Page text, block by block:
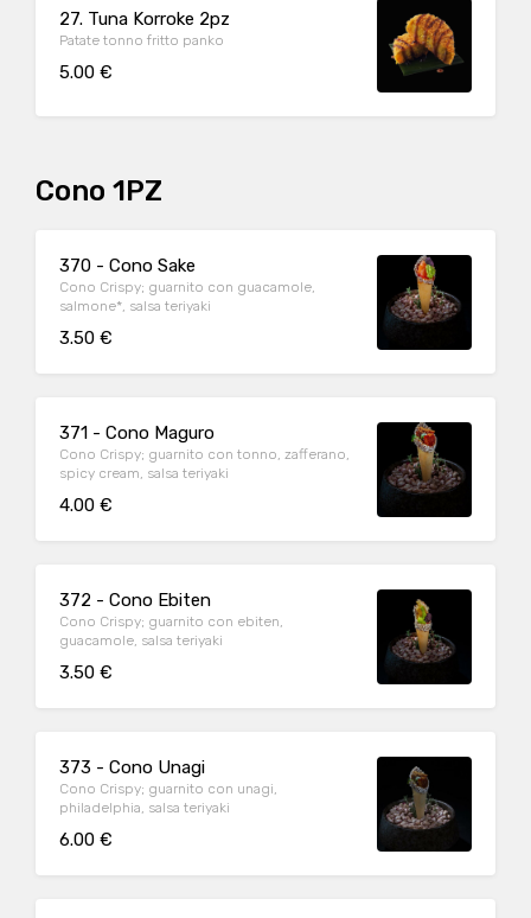
27. Tuna Korroke 2pz
Patate tonno fritto panko
5.00 €
Cono 1PZ
370 - Cono Sake
Cono Crispy; guarnito con guacamole,
salmone*, salsa teriyaki
3.50 €
371 - Cono Maguro
Cono Crispy; guarnito con tonno, zafferano,
spicy cream, salsa teriyaki
4.00 €
372 - Cono Ebiten
Cono Crispy; guarnito con ebiten,
guacamole, salsa teriyaki
3.50 €
373 - Cono Unagi
Cono Crispy; guarnito con unagi,
philadelphia, salsa teriyaki
6.00 €